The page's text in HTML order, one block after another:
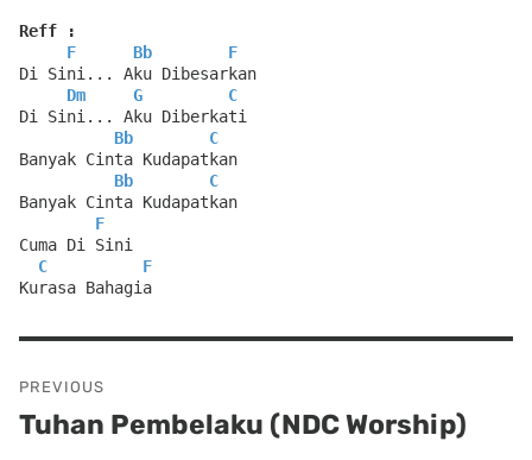
Reff :
F
Bb
F
Di Sini... Aku Dibesarkan
Dm
G
C
Di Sini... Aku Diberkati
Bb
C
Banyak Cinta Kudapatkan
Bb
C
Banyak Cinta Kudapatkan
F
Cuma Di Sini
C
F
Kurasa Bahagia
navigation
PREVIOUS
Previous
Tuhan Pembelaku (NDC Worship)